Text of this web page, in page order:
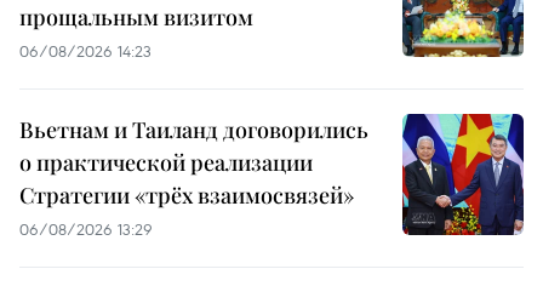
прощальным визитом
06/08/2026 14:23
Вьетнам и Таиланд договорились
о практической реализации
Стратегии «трёх взаимосвязей»
06/08/2026 13:29